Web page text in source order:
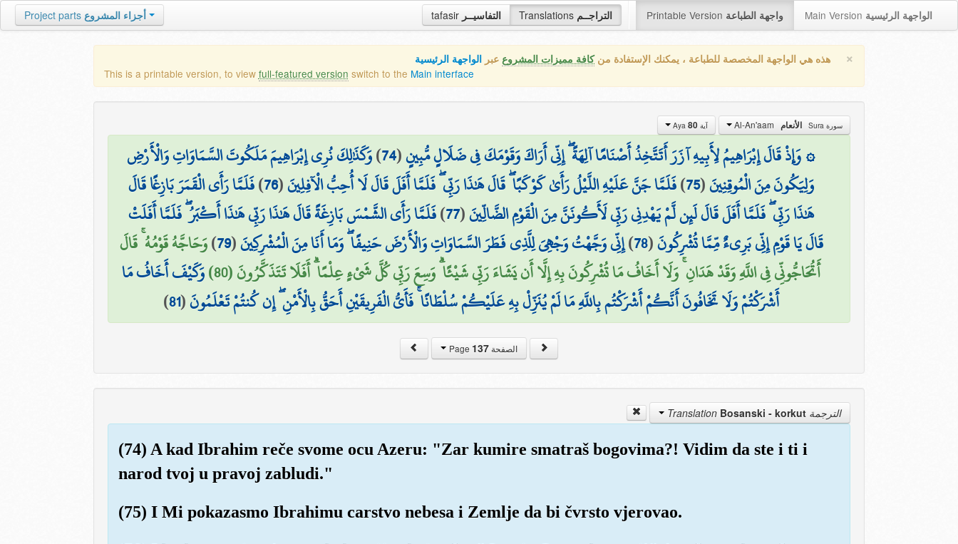
tafasir التفاسيــر Translations التراجــم Printable Version واجهة الطباعة Main Version الواجهة الرئيسية Project parts أجزاء المشروع
× هذه هي الواجهة المخصصة للطباعة ، يمكنك الإستفادة منكافة مميزات المشروع عبر الواجهة الرئيسية
This is a printable version, to view full-featured version switch to the Main interface
سورة Sura الأنعام آية Aya 80
۞ وَإِذْ قَالَ إِبْرَاهِيمُ لِأَبِيهِ آزَرَ أَتَتَّخِذُ أَصْنَامًا آلِهَةً ۖ إِنِّي أَرَاكَ وَقَوْمَكَ فِي ضَلَالٍ مُّبِينٍ(
74
)وَكَذَٰلِكَ نُرِي إِبْرَاهِيمَ مَلَكُوتَ السَّمَاوَاتِ وَالْأَرْضِ
وَلِيَكُونَ مِنَ الْمُوقِنِينَ(
75
)فَلَمَّا جَنَّ عَلَيْهِ اللَّيْلُ رَأَىٰ كَوْكَبًا ۖ قَالَ هَٰذَا رَبِّي ۖ فَلَمَّا أَفَلَ قَالَ لَا أُحِبُّ الْآفِلِينَ(
76
)فَلَمَّا رَأَى الْقَمَرَ بَازِغًا قَالَ
هَٰذَا رَبِّي ۖ فَلَمَّا أَفَلَ قَالَ لَئِن لَّمْ يَهْدِنِي رَبِّي لَأَكُونَنَّ مِنَ الْقَوْمِ الضَّالِّينَ(
77
)فَلَمَّا رَأَى الشَّمْسَ بَازِغَةً قَالَ هَٰذَا رَبِّي هَٰذَا أَكْبَرُ ۖ فَلَمَّا أَفَلَتْ
قَالَ يَا قَوْمِ إِنِّي بَرِيءٌ مِّمَّا تُشْرِكُونَ(
78
)إِنِّي وَجَّهْتُ وَجْهِيَ لِلَّذِي فَطَرَ السَّمَاوَاتِ وَالْأَرْضَ حَنِيفًا ۖ وَمَا أَنَا مِنَ الْمُشْرِكِينَ(
79
)وَحَاجَّهُ قَوْمُهُ ۚ قَالَ
أَتُحَاجُّونِّي فِي اللَّهِ وَقَدْ هَدَانِ ۚ وَلَا أَخَافُ مَا تُشْرِكُونَ بِهِ إِلَّا أَن يَشَاءَ رَبِّي شَيْئًا ۗ وَسِعَ رَبِّي كُلَّ شَيْءٍ عِلْمًا ۗ أَفَلَا تَتَذَكَّرُونَ (80)
وَكَيْفَ أَخَافُ مَا
أَشْرَكْتُمْ وَلَا تَخَافُونَ أَنَّكُمْ أَشْرَكْتُم بِاللَّهِ مَا لَمْ يُنَزِّلْ بِهِ عَلَيْكُمْ سُلْطَانًا ۚ فَأَيُّ الْفَرِيقَيْنِ أَحَقُّ بِالْأَمْنِ ۖ إِن كُنتُمْ تَعْلَمُونَ(
81
)
الصفحة Page137
الترجمة Translation Bosanski - korkut
(74) A kad Ibrahim reče svome ocu Azeru: "Zar kumire smatraš bogovima?! Vidim da ste i ti i
narod tvoj u pravoj zabludi."
(75) I Mi pokazasmo Ibrahimu carstvo nebesa i Zemlje da bi čvrsto vjerovao.